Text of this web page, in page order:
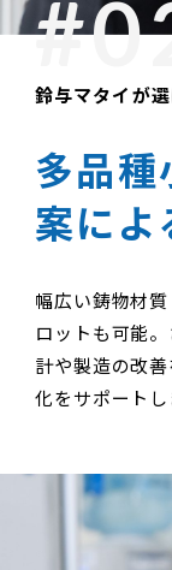
鈴与マタイが
多品
案に
幅広い鋳物材
ロットも可能
計や製造の改
化をサポートし